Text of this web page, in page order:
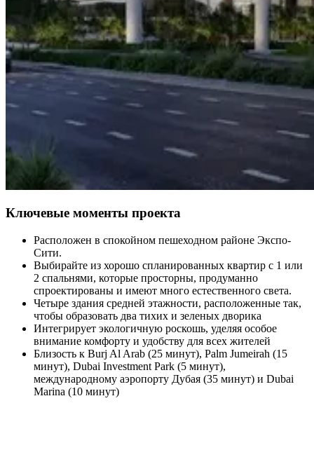
Ключевые моменты проекта
Расположен в спокойном пешеходном районе Экспо-
Сити.
Выбирайте из хорошо спланированных квартир с 1 или
2 спальнями, которые просторны, продуманно
спроектированы и имеют много естественного света.
Четыре здания средней этажности, расположенные так,
чтобы образовать два тихих и зеленых дворика
Интегрирует экологичную роскошь, уделяя особое
внимание комфорту и удобству для всех жителей
Близость к Burj Al Arab (25 минут), Palm Jumeirah (15
минут), Dubai Investment Park (5 минут),
международному аэропорту Дубая (35 минут) и Dubai
Marina (10 минут)